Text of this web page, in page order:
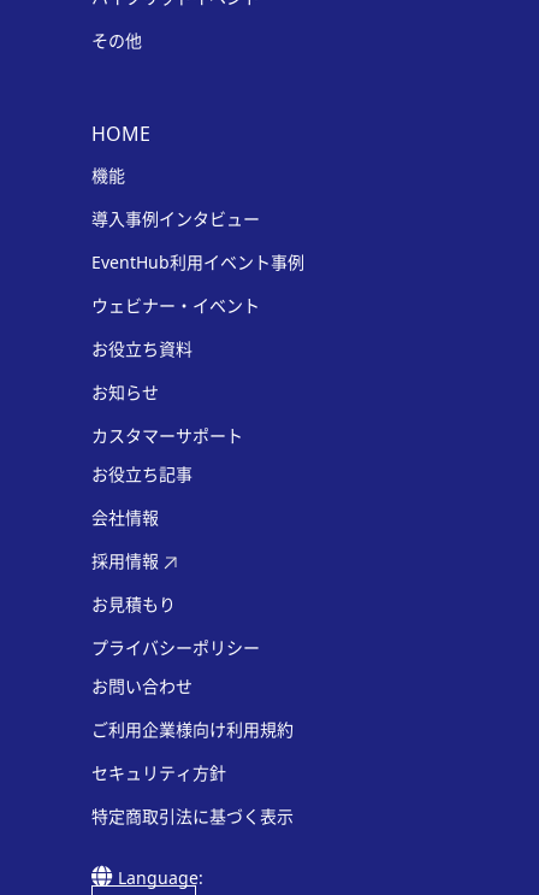
その他
HOME
機能
導入事例インタビュー
EventHub利用イベント事例
ウェビナー・イベント
お役立ち資料
お知らせ
カスタマーサポート
お役立ち記事
会社情報
採用情報
お見積もり
プライバシーポリシー
お問い合わせ
ご利用企業様向け利用規約
セキュリティ方針
特定商取引法に基づく表示
Language: